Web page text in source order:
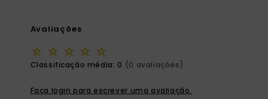
Avaliações
☆ ☆ ☆ ☆ ☆
Classificação média: 0 (0 avaliações)
Faça login para escrever uma avaliação.